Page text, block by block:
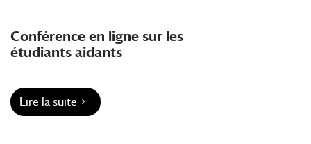
Conférence en ligne sur les
étudiants aidants
Lire la suite